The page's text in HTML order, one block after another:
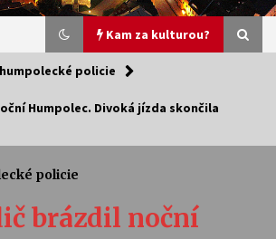
Kam za kulturou?
4. 8. 2026
výstavy Josefíny Duškové: Stávám se
policie
Humpolec. Divoká jízda skončila
policie
brázdil noční